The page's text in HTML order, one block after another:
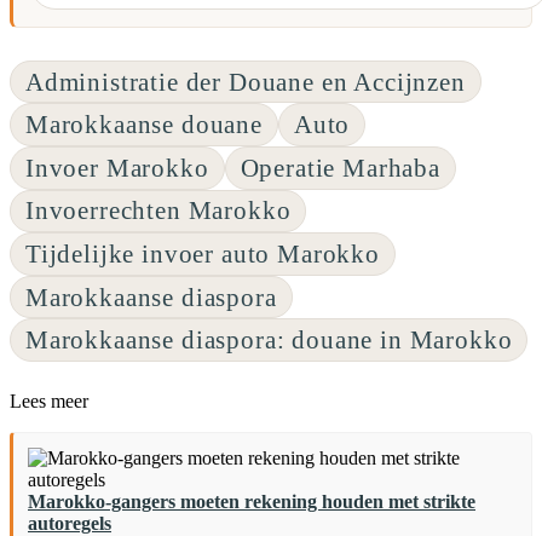
Administratie der Douane en Accijnzen
Marokkaanse douane
Auto
Invoer Marokko
Operatie Marhaba
Invoerrechten Marokko
Tijdelijke invoer auto Marokko
Marokkaanse diaspora
Marokkaanse diaspora: douane in Marokko
Lees meer
Marokko-gangers moeten rekening houden met strikte
autoregels